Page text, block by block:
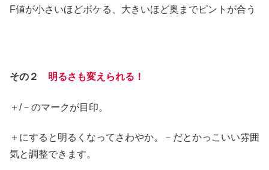
F値が小さいほどボケる、大きいほど奥までピントが合う
その２ 明るさも変えられる！
＋/－のマークが目印。
＋にすると明るくなってさわやか。－だとかっこいい雰囲
気と調整できます。